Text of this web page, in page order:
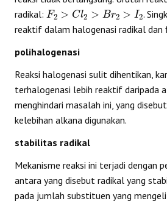
radikal: F2>Cl2>Br2>I2
.
reaktif dalam halogenasi radikal dan
polihalogenasi
Reaksi halogenasi sulit dihentikan,
terhalogenasi lebih reaktif daripada
menghindari masalah ini, yang
kelebihan alkana digunakan.
stabilitas radikal
Mekanisme reaksi ini terjadi dengan
antara yang disebut radikal yang
pada jumlah substituen yang